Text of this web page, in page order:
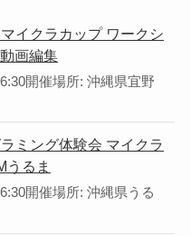
イクラカップ ワークシ
画編集
開催場所: 沖縄県宜野
ミング体験会 マイクラ
うるま
開催場所: 沖縄県うる